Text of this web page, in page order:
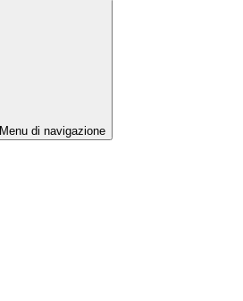
Menu di navigazione